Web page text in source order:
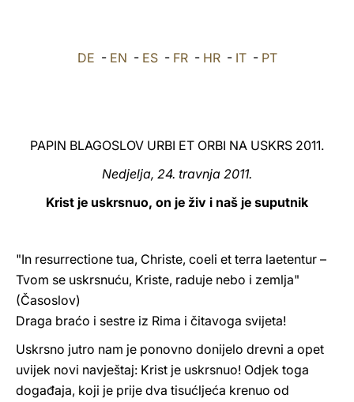
LATINE
DE - EN - ES- FR- HR- IT- PT
PAPIN BLAGOSLOV URBI ET ORBI NA USKRS 2011.
Nedjelja, 24. travnja 2011.
Krist je uskrsnuo, on je živ i naš je suputnik
"In resurrectione tua, Christe, coeli et terra laetentur –
Tvom se uskrsnuću, Kriste, raduje nebo i zemlja"
(Časoslov)
Draga braćo i sestre iz Rima i čitavoga svijeta!
Uskrsno jutro nam je ponovno donijelo drevni a opet
uvijek novi navještaj: Krist je uskrsnuo! Odjek toga
događaja, koji je prije dva tisućljeća krenuo od